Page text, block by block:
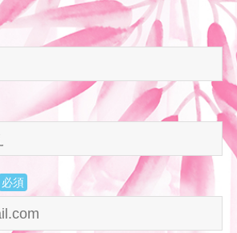
必須